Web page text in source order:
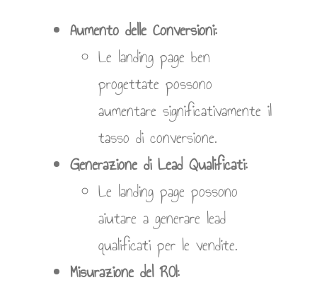
Aumento delle Conversioni:
Le landing page ben
progettate possono
aumentare significativamente il
tasso di conversione.
Generazione di Lead Qualificati:
Le landing page possono
aiutare a generare lead
qualificati per le vendite.
Misurazione del ROI: